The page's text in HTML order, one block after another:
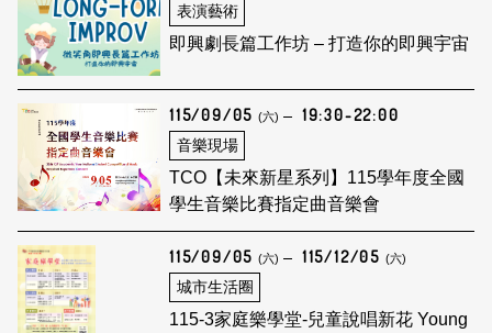
表演藝術
即興劇長篇工作坊 – 打造你的即興宇宙
115/09/05 (六) 19:30-22:00
音樂現場
TCO【未來新星系列】115學年度全國
學生音樂比賽指定曲音樂會
115/09/05 (六) 115/12/05 (六)
城市生活圈
115-3家庭樂學堂-兒童說唱新花 Young